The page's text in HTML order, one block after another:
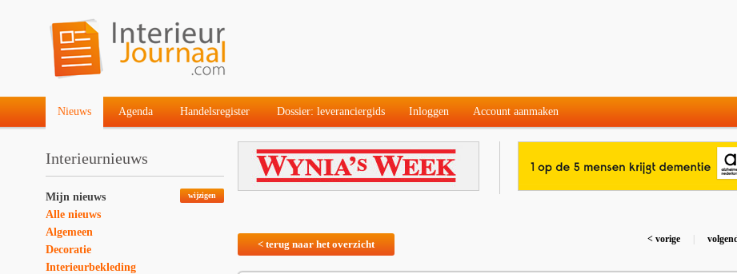
Nieuws Agenda Handelsregister Dossier: leveranciergids Inloggen Account aanmaken
Interieurnieuws
wijzigen
Mijn nieuws
Alle nieuws
Algemeen
Decoratie
Interieurbekleding
< terug naar het overzicht < vorige